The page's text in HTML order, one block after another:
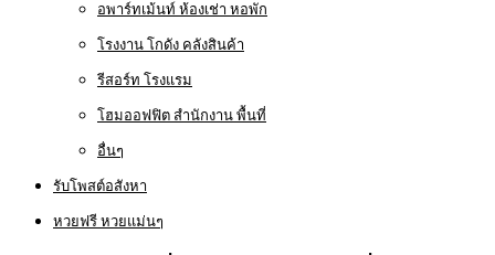
อพาร์ทเม้นท์ ห้องเช่า หอพัก
โรงงาน โกดัง คลังสินค้า
รีสอร์ท โรงแรม
โฮมออฟฟิต สำนักงาน พื้นที่
อื่นๆ
รับโพสต์อสังหา
หวยฟรี หวยแม่นๆ